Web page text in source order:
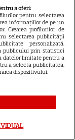
cu noi” face
Ce
Lively și
de lavandă:
a oferi:
pentru selectarea
informațiilor de pe un
Crearea profilurilor de
selectarea publicității
personalizată.
publicului prin statistici
datelor limitate pentru a
a selecta publicitatea.
dispozitivului.